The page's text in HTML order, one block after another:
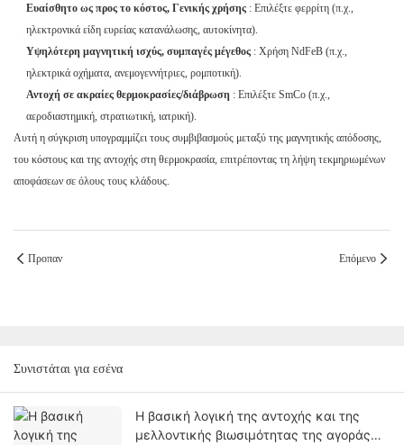
Ευαίσθητο ως προς το κόστος, Γενικής χρήσης : Επιλέξτε φερρίτη (π.χ.,
ηλεκτρονικά είδη ευρείας κατανάλωσης, αυτοκίνητα).
Υψηλότερη μαγνητική ισχύς, συμπαγές μέγεθος : Χρήση NdFeB (π.χ.,
ηλεκτρικά οχήματα, ανεμογεννήτριες, ρομποτική).
Αντοχή σε ακραίες θερμοκρασίες/διάβρωση : Επιλέξτε SmCo (π.χ.,
αεροδιαστημική, στρατιωτική, ιατρική).
Αυτή η σύγκριση υπογραμμίζει τους συμβιβασμούς μεταξύ της μαγνητικής απόδοσης,
του κόστους και της αντοχής στη θερμοκρασία, επιτρέποντας τη λήψη τεκμηριωμένων
αποφάσεων σε όλους τους κλάδους.
Προπαν Επόμενο
Συνιστάται για εσένα
Η βασική λογική της αντοχής και της
μελλοντικής βιωσιμότητας της αγοράς